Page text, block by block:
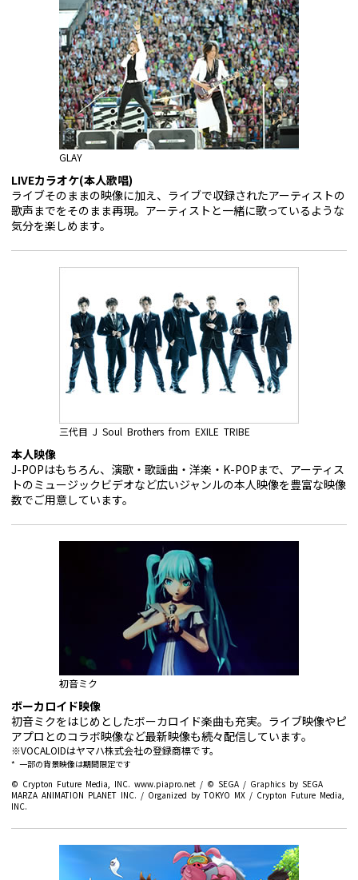
GLAY
LIVEカラオケ(本人歌唱)
ライブそのままの映像に加え、ライブで収録されたアーティストの
歌声までをそのまま再現。アーティストと一緒に歌っているような
気分を楽しめます。
三代目 J Soul Brothers from EXILE TRIBE
本人映像
J-POPはもちろん、演歌・歌謡曲・洋楽・K-POPまで、アーティス
トのミュージックビデオなど広いジャンルの本人映像を豊富な映像
数でご用意しています。
初音ミク
ボーカロイド映像
初音ミクをはじめとしたボーカロイド楽曲も充実。ライブ映像やピ
アプロとのコラボ映像など最新映像も続々配信しています。
※VOCALOIDはヤマハ株式会社の登録商標です。
* 一部の背景映像は期間限定です
© Crypton Future Media, INC. www.piapro.net / © SEGA / Graphics by SEGA
MARZA ANIMATION PLANET INC. / Organized by TOKYO MX / Crypton Future Media,
INC.